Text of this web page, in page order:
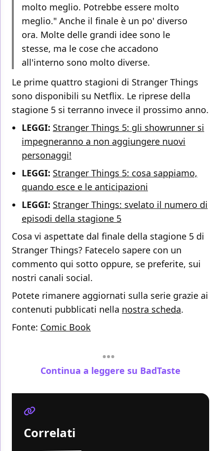
molto meglio. Potrebbe essere molto
meglio." Anche il finale è un po' diverso
ora. Molte delle grandi idee sono le
stesse, ma le cose che accadono
all'interno sono molto diverse.
Le prime quattro stagioni di Stranger Things
sono disponibili su Netflix. Le riprese della
stagione 5 si terranno invece il prossimo anno.
LEGGI: Stranger Things 5: gli showrunner si
impegneranno a non aggiungere nuovi
personaggi!
LEGGI: Stranger Things 5: cosa sappiamo,
quando esce e le anticipazioni
LEGGI: Stranger Things: svelato il numero di
episodi della stagione 5
Cosa vi aspettate dal finale della stagione 5 di
Stranger Things? Fatecelo sapere con un
commento qui sotto oppure, se preferite, sui
nostri canali social.
Potete rimanere aggiornati sulla serie grazie ai
contenuti pubblicati nella nostra scheda.
Fonte: Comic Book
Continua a leggere su BadTaste
Correlati